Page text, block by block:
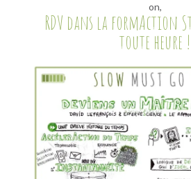
on,
RDV dans la formAction
toute heure !